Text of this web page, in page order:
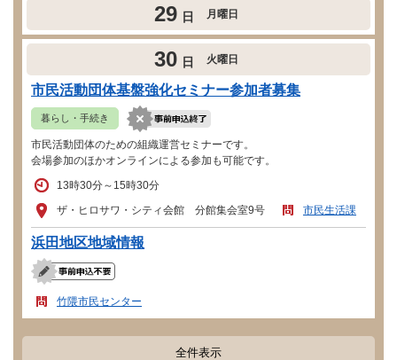
29 日 月曜日
30 日 火曜日
市民活動団体基盤強化セミナー参加者募集
暮らし・手続き
市民活動団体のための組織運営セミナーです。
会場参加のほかオンラインによる参加も可能です。
13時30分～15時30分
ザ・ヒロサワ・シティ会館 分館集会室9号
市民生活課
浜田地区地域情報
竹隈市民センター
全件表示